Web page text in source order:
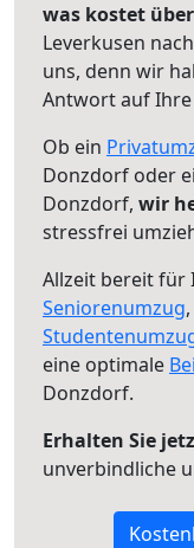
was kostet
Leverkusen
uns, denn wir
Antwort auf
Ob ein
Donzdorf oder
Donzdorf, wir
stressfrei
Allzeit bereit für
Seniorenumzug,
eine optimale
Donzdorf.
Erhalten Sie
unverbindliche